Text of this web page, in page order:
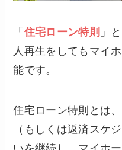
「 住宅ローン特則 」
人再生をしてもマイ
能です。
住宅ローン特則とは
（もしくは返済スケ